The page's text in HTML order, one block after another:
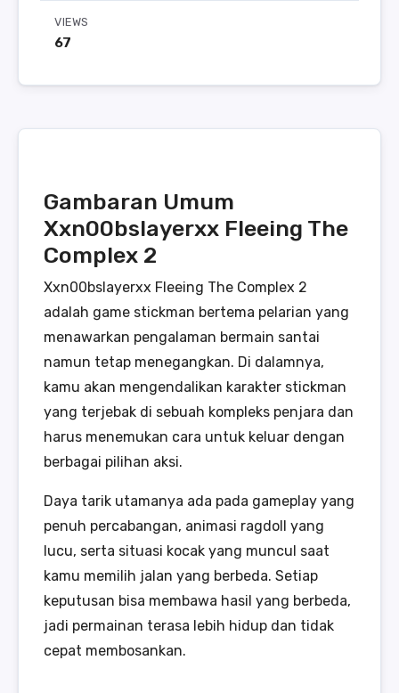
VIEWS
67
Gambaran Umum
Xxn00bslayerxx Fleeing The
Complex 2
Xxn00bslayerxx Fleeing The Complex 2
adalah game stickman bertema pelarian yang
menawarkan pengalaman bermain santai
namun tetap menegangkan. Di dalamnya,
kamu akan mengendalikan karakter stickman
yang terjebak di sebuah kompleks penjara dan
harus menemukan cara untuk keluar dengan
berbagai pilihan aksi.
Daya tarik utamanya ada pada gameplay yang
penuh percabangan, animasi ragdoll yang
lucu, serta situasi kocak yang muncul saat
kamu memilih jalan yang berbeda. Setiap
keputusan bisa membawa hasil yang berbeda,
jadi permainan terasa lebih hidup dan tidak
cepat membosankan.